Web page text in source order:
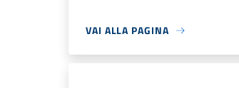
VAI ALLA PAGINA